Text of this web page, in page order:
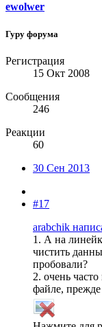
ewolwer
Гуру форума
Регистрация
15 Окт 2008
Сообщения
246
Реакции
60
30 Сен 2013
#17
arabchik
1. А на
чистить
пробовали?
2. очень
файле, прежде